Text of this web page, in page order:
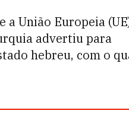
a União Europeia
advertiu para
hebreu, com o